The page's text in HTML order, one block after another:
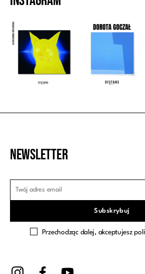
Newsletter
Przechodząc dalej, akceptujesz